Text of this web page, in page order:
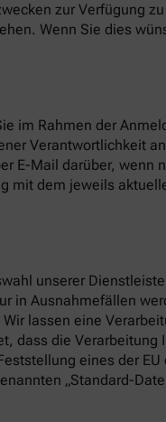
zur Verfügung
Wenn Sie dies
im Rahmen der
Verantwortlichkeit
E-Mail darüber, wenn
mit dem jeweils
unserer
in Ausnahmefällen
lassen eine
dass die Verarbeitung
eines der EU
„Standard-